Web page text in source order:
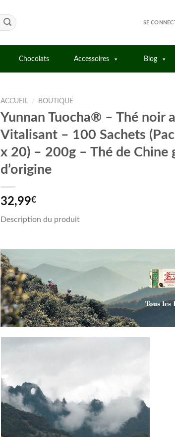
SE
Chocolats Accessoires Blog
ACCUEIL / BOUTIQUE
Yunnan Tuocha® – Thé noir
Vitalisant – 100 Sachets
x 20) – 200g – Thé de Chine
d’origine
32,99€
Description du produit